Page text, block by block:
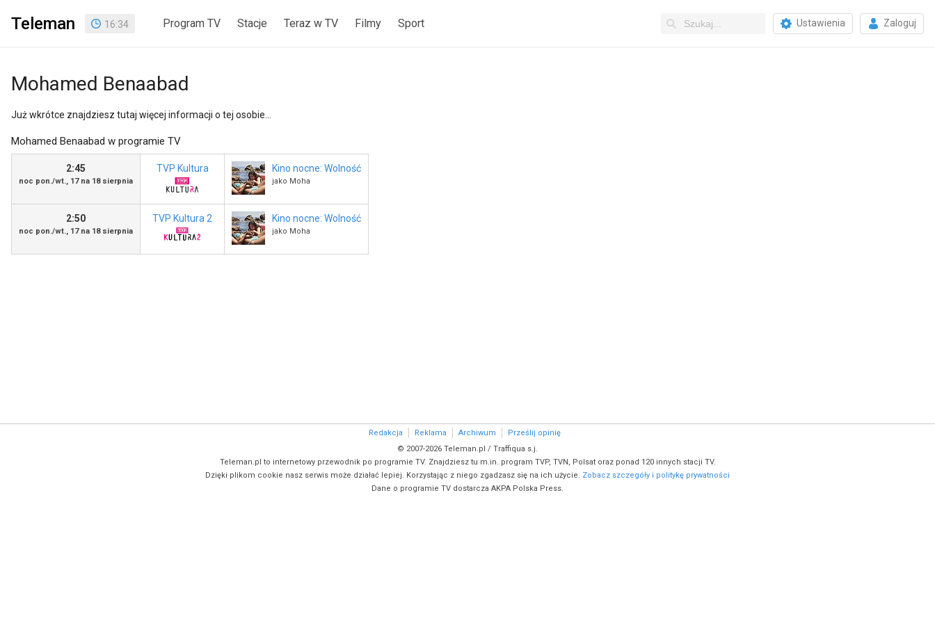
Teleman 16:34 Program TV Stacje Teraz w TV Filmy Sport Ustawienia Zaloguj
Mohamed Benaabad
Już wkrótce znajdziesz tutaj więcej informacji o tej osobie...
Mohamed Benaabad w programie TV
2:45
noc pon./wt., 17 na 18 sierpnia
TVP Kultura Kino nocne: Wolność
jako Moha
2:50
noc pon./wt., 17 na 18 sierpnia
TVP Kultura 2 Kino nocne: Wolność
jako Moha
Redakcja Reklama Archiwum
Prześlij opinię
© 2007-2026 Teleman.pl / Traffiqua s.j.
Teleman.pl to internetowy przewodnik po programie TV. Znajdziesz tu m.in. program TVP, TVN, Polsat oraz ponad 120 innych stacji TV.
Dzięki plikom cookie nasz serwis może działać lepiej. Korzystając z niego zgadzasz się na ich użycie. Zobacz szczegóły i politykę prywatności
Dane o programie TV dostarcza AKPA Polska Press.